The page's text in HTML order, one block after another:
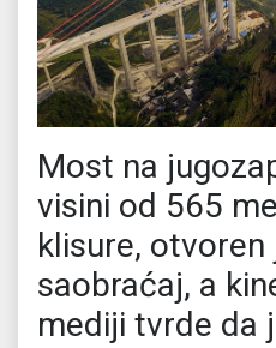
Most na
visini od 565
klisure, otvoren
saobraćaj, a
mediji tvrde da